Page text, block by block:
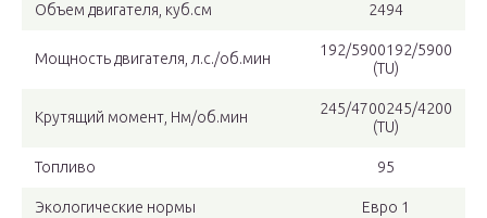
Объем двигателя, куб.см 2494
Мощность двигателя, л.с./об.мин
192/5900192/5900
(TU)
Крутящий момент, Нм/об.мин
245/4700245/4200
(TU)
Топливо 95
Экологические нормы Евро 1